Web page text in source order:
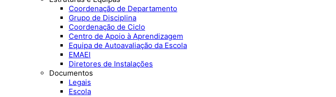
Coordenação de Departamento
Grupo de Disciplina
Coordenação de Ciclo
Centro de Apoio à Aprendizagem
Equipa de Autoavaliação da Escola
EMAEI
Diretores de Instalações
Documentos
Legais
Escola